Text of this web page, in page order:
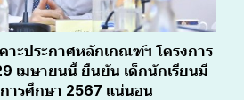
าะประกาศหลักเกณฑ์ฯ โครงการ
เมษายนนี้ ยืนยัน เด็กนักเรียนมี
ารศึกษา 2567 แน่นอน